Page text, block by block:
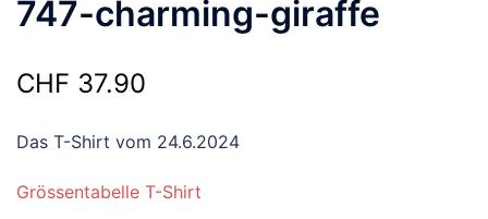
747-charming-giraffe
CHF 37.90
Das T-Shirt vom 24.6.2024
Grössentabelle T-Shirt